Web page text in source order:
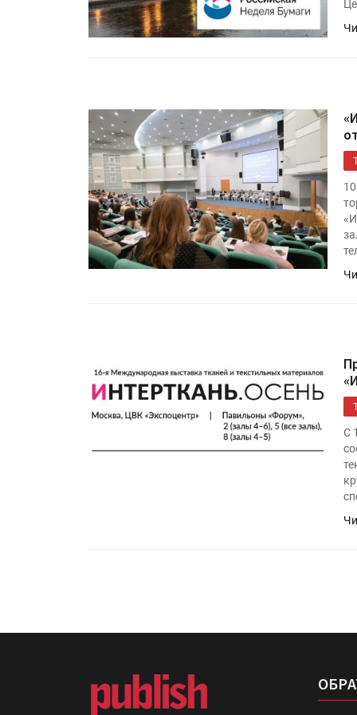
С
Росприроднадзор
«Калькулятор утилизации»
поставщиками и новыми
решениями для брендов